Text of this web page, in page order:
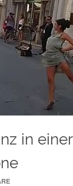
in einer